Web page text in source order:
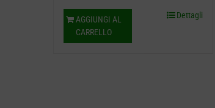
AGGIUNGI AL
CARRELLO
Dettagli